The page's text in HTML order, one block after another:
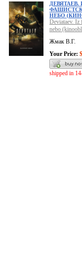
ДЕВЯТАЕВ.
НЕБО
Deviataev. Iz
nebo
Жмак В.Г.
Your Price:
shipped in